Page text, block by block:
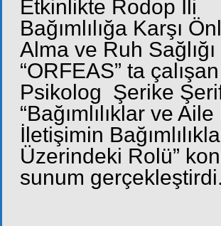
Etkinlikte Rodop İli
Bağımlılığa Karşı
Alma ve Ruh
“ORFEAS” ta
Psikolog Şerike
“Bağımlılıklar ve Aile
İletişimin
Üzerindeki Rolü”
sunum gerçekleştirdi.